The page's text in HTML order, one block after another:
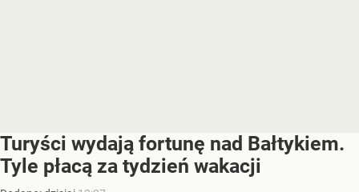
Turyści wydają fortunę nad Bałtykiem.
Tyle płacą za tydzień wakacji